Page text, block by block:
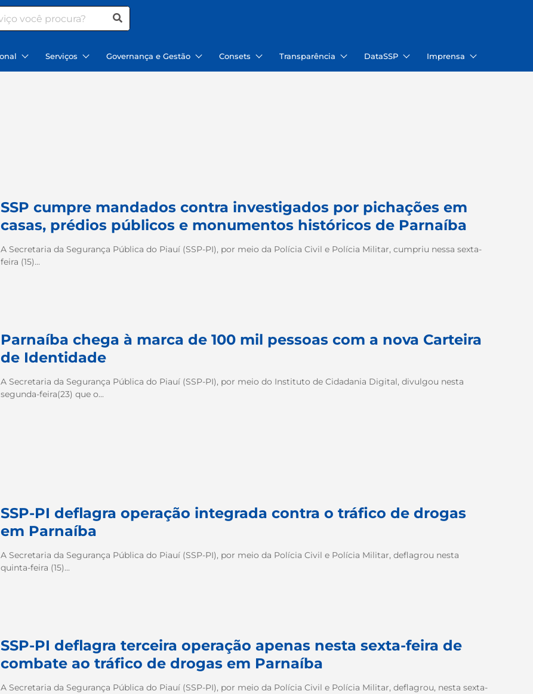
Serviços Governança e Gestão Consets Transparência DataSSP Imprensa
SSP cumpre mandados contra investigados por pichações em
casas, prédios públicos e monumentos históricos de Parnaíba
A Secretaria da Segurança Pública do Piauí (SSP-PI), por meio da Polícia Civil e Polícia Militar, cumpriu nessa sexta-
feira (15)...
Parnaíba chega à marca de 100 mil pessoas com a nova Carteira
de Identidade
A Secretaria da Segurança Pública do Piauí (SSP-PI), por meio do Instituto de Cidadania Digital, divulgou nesta
segunda-feira(23) que o...
SSP-PI deflagra operação integrada contra o tráfico de drogas
em Parnaíba
A Secretaria da Segurança Pública do Piauí (SSP-PI), por meio da Polícia Civil e Polícia Militar, deflagrou nesta
quinta-feira (15)...
SSP-PI deflagra terceira operação apenas nesta sexta-feira de
combate ao tráfico de drogas em Parnaíba
A Secretaria da Segurança Pública do Piauí (SSP-PI), por meio da Polícia Civil e Polícia Militar, deflagrou, nesta sexta-